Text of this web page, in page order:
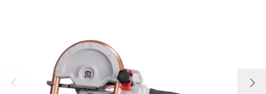
Vyhľadávanie predajcov
Prihlásiť sa